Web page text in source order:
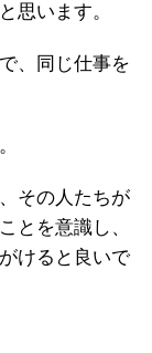
思います。
、同じ仕事を
その人たちが
とを意識し、
けると良いで